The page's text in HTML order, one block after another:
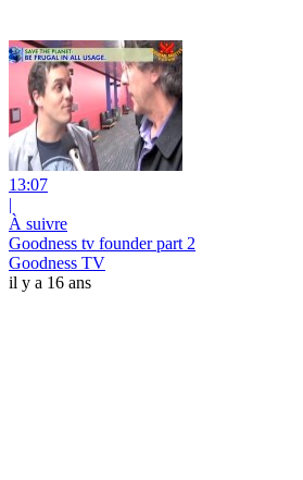
13:07
|
À suivre
Goodness tv founder part 2
Goodness TV
il y a 16 ans